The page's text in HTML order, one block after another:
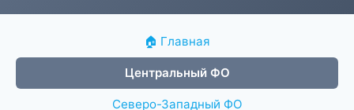
🏠 Главная
Центральный ФО
Северо-Западный ФО